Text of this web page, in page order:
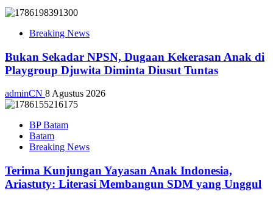
Breaking News
Bukan Sekadar NPSN, Dugaan Kekerasan Anak di
Playgroup Djuwita Diminta Diusut Tuntas
adminCN 8 Agustus 2026
BP Batam
Batam
Breaking News
Terima Kunjungan Yayasan Anak Indonesia,
Ariastuty: Literasi Membangun SDM yang Unggul